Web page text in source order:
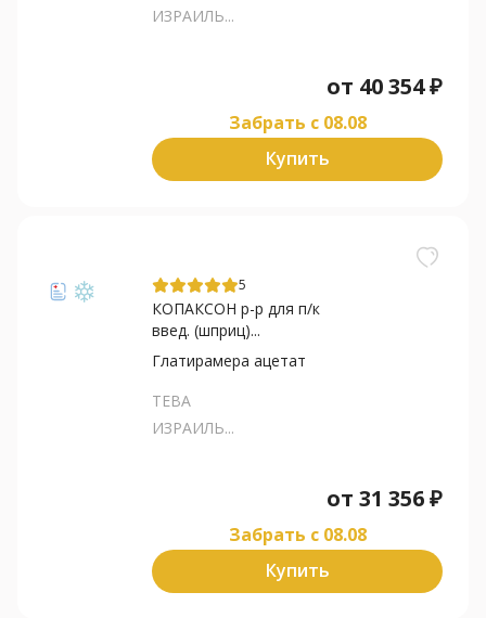
ИЗРАИЛЬ...
от 40 354₽
Забрать c 08.08
Купить
5
КОПАКСОН р-р для п/к
введ. (шприц)...
Глатирамера ацетат
ТЕВА
ИЗРАИЛЬ...
от 31 356₽
Забрать c 08.08
Купить